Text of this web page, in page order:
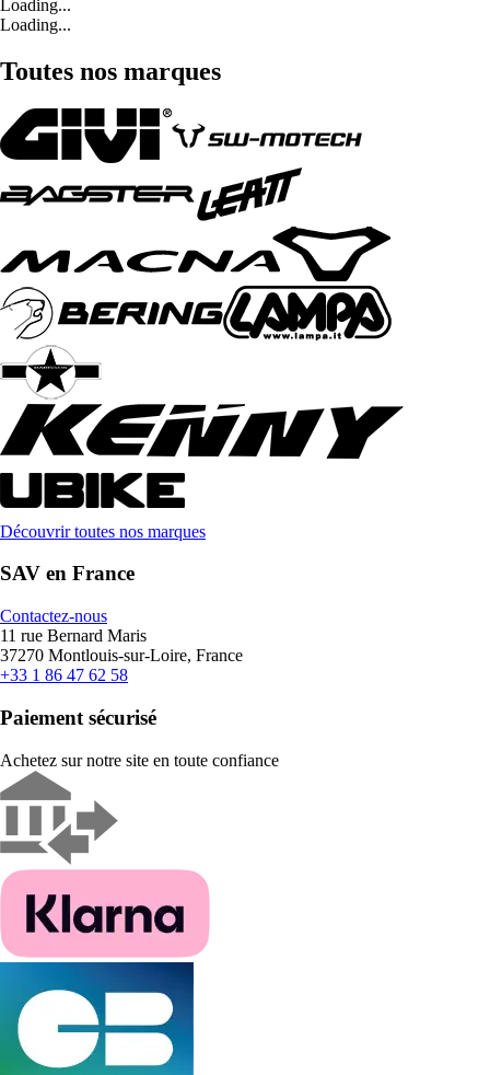
Loading...
Loading...
Toutes nos marques
Découvrir toutes nos marques
SAV en France
Contactez-nous
11 rue Bernard Maris
37270 Montlouis-sur-Loire, France
+33 1 86 47 62 58
Paiement sécurisé
Achetez sur notre site en toute confiance